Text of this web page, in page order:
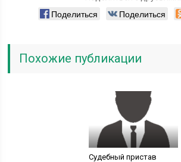
Поделиться Поделиться
Похожие публикации
Судебный пристав